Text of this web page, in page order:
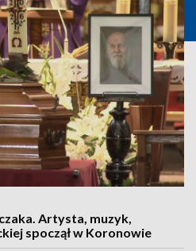
Artysta, muzyk,
spoczął w Koronowie